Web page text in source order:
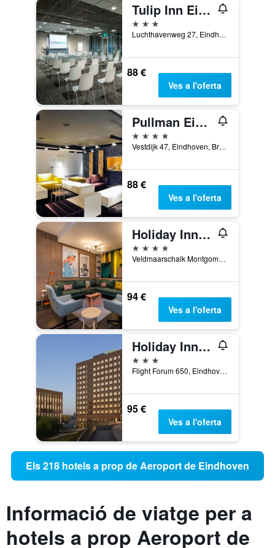
Tulip Inn Eindhoven Airport
3 estrelles
Luchthavenweg 27, Eindhoven, Brabant Septentrional, Països Baixos
88 €
Ves a l'oferta
Pullman Eindhoven Cocagne
4 estrelles
Vestdijk 47, Eindhoven, Brabant Septentrional, Països Baixos
88 €
Ves a l'oferta
Holiday Inn Eindhoven Centre
4 estrelles
Veldmaarschalk Montgomerylaan1, Eindhoven, Brabant Septentrional, Països Baixos
94 €
Ves a l'oferta
Holiday Inn Eindhoven Airport By IHG
3 estrelles
Flight Forum 650, Eindhoven, Brabant Septentrional, Països Baixos
95 €
Ves a l'oferta
Els 218 hotels a prop de Aeroport de Eindhoven
Informació de viatge per a
hotels a prop Aeroport de